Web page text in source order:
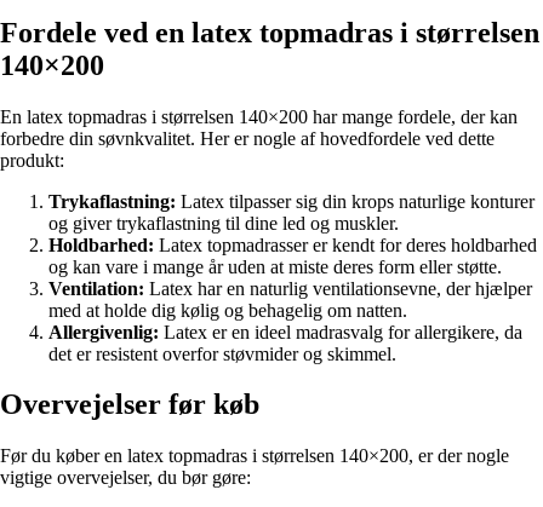
Fordele ved en latex topmadras i størrelsen
140×200
En latex topmadras i størrelsen 140×200 har mange fordele, der kan
forbedre din søvnkvalitet. Her er nogle af hovedfordele ved dette
produkt:
Trykaflastning: Latex tilpasser sig din krops naturlige konturer
og giver trykaflastning til dine led og muskler.
Holdbarhed: Latex topmadrasser er kendt for deres holdbarhed
og kan vare i mange år uden at miste deres form eller støtte.
Ventilation: Latex har en naturlig ventilationsevne, der hjælper
med at holde dig kølig og behagelig om natten.
Allergivenlig: Latex er en ideel madrasvalg for allergikere, da
det er resistent overfor støvmider og skimmel.
Overvejelser før køb
Før du køber en latex topmadras i størrelsen 140×200, er der nogle
vigtige overvejelser, du bør gøre: